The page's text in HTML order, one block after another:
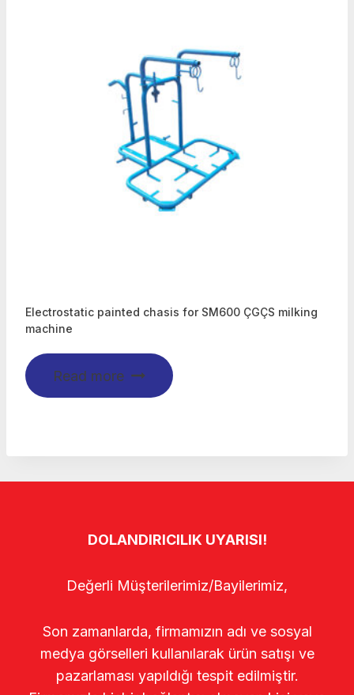
Electrostatic painted chasis for SM600 ÇGÇS milking
machine
Read more
DOLANDIRICILIK UYARISI!
Değerli Müşterilerimiz/Bayilerimiz,
Son zamanlarda, firmamızın adı ve sosyal
medya görselleri kullanılarak ürün satışı ve
pazarlaması yapıldığı tespit edilmiştir.